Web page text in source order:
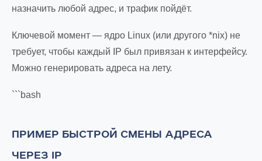
назначить любой адрес, и трафик пойдёт.
Ключевой момент — ядро Linux (или другого *nix) не
требует, чтобы каждый IP был привязан к интерфейсу.
Можно генерировать адреса на лету.
```bash
ПРИМЕР БЫСТРОЙ СМЕНЫ АДРЕСА
ЧЕРЕЗ IP